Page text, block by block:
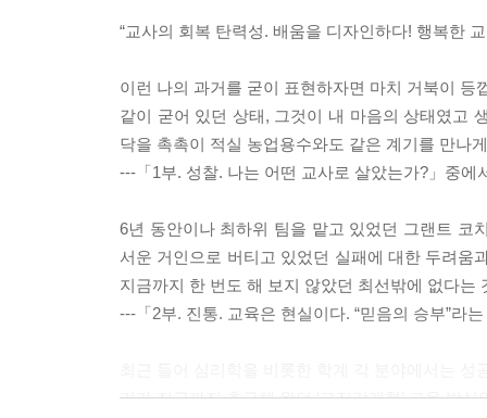
“교사의 회복 탄력성. 배움을 디자인하다! 행복한
이런 나의 과거를 굳이 표현하자면 마치 거북이
같이 굳어 있던 상태, 그것이 내 마음의 상태였고
닥을 촉촉이 적실 농업용수와도 같은 계기를 만나
---「1부. 성찰. 나는 어떤 교사로 살았는가?」중에
6년 동안이나 최하위 팀을 맡고 있었던 그랜트 코
서운 거인으로 버티고 있었던 실패에 대한 두려움
지금까지 한 번도 해 보지 않았던 최선밖에 없다
---「2부. 진통. 교육은 현실이다. “믿음의 승부”라
리가 지금까지 추구해 왔던 ‘고진감래형’ 교육 방